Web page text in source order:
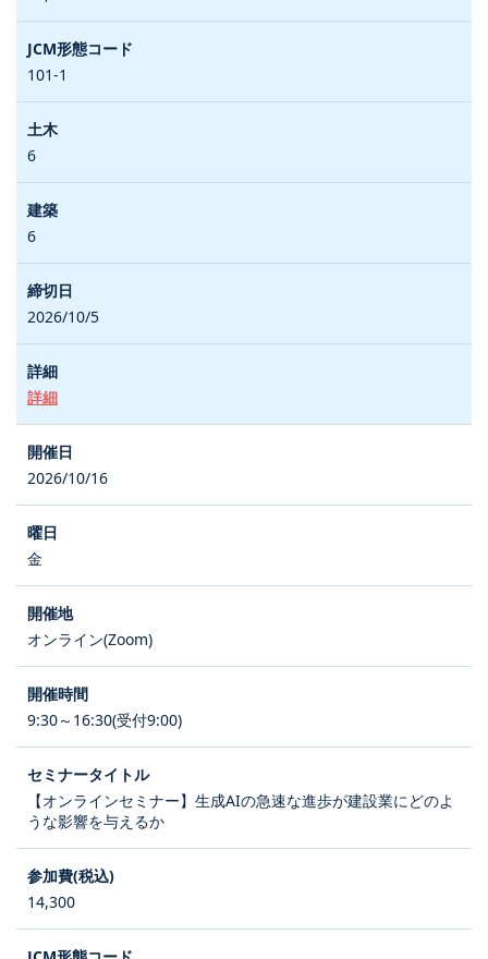
101-1
6
6
2026/10/5
詳細
2026/10/16
金
オンライン(Zoom)
9:30～16:30(受付9:00)
【オンラインセミナー】生成AIの急速な進歩が建設業にどのよ
うな影響を与えるか
14,300